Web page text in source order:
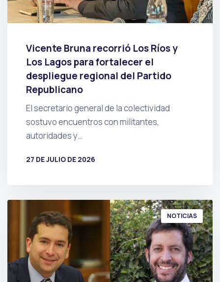
Vicente Bruna recorrió Los Ríos y
Los Lagos para fortalecer el
despliegue regional del Partido
Republicano
El secretario general de la colectividad
sostuvo encuentros con militantes,
autoridades y…
27 DE JULIO DE 2026
NOTICIAS